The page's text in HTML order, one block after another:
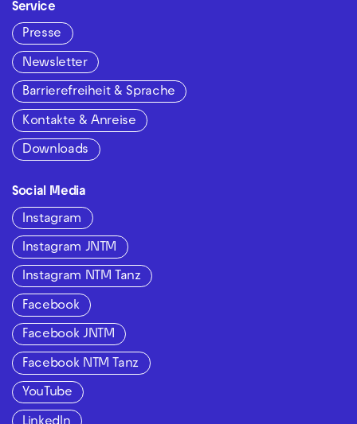
Service
Presse
Newsletter
Barrierefreiheit & Sprache
Kontakte & Anreise
Downloads
Social Media
Instagram
Instagram JNTM
Instagram NTM Tanz
Facebook
Facebook JNTM
Facebook NTM Tanz
YouTube